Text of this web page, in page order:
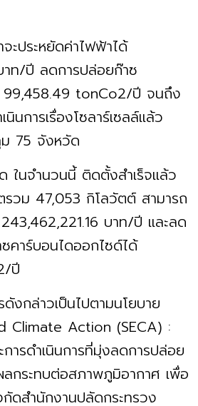
ะประหยัดค่าไฟฟ้าได้
ท/ปี ลดการปล่อยก๊าซ
99,458.49 tonCo2/ปี จนถึง
นการเรื่องโซลาร์เซลล์แล้ว
ม 75 จังหวัด
ในจำนวนนี้ ติดตั้งสำเร็จแล้ว
วม 47,053 กิโลวัตต์ สามารถ
บาท/ปี และลด
คาร์บอนไดออกไซด์ได้
ปี
ดังกล่าวเป็นไปตามนโยบาย
Climate Action (SECA) :
ารดำเนินการที่มุ่งลดการปล่อย
ลกระทบต่อสภาพภูมิอากาศ เพื่อ
ดสำนักงานปลัดกระทรวง